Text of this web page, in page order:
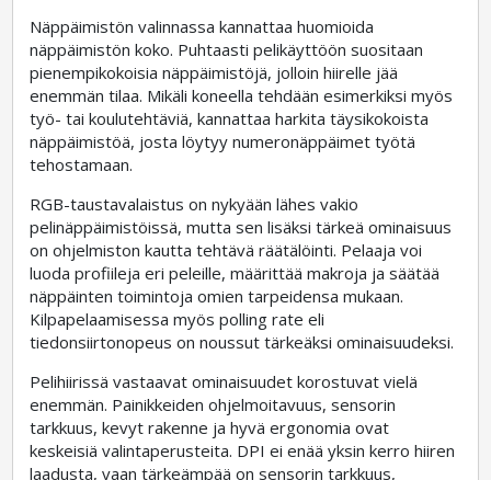
Näppäimistön valinnassa kannattaa huomioida
näppäimistön koko. Puhtaasti pelikäyttöön suositaan
pienempikokoisia näppäimistöjä, jolloin hiirelle jää
enemmän tilaa. Mikäli koneella tehdään esimerkiksi myös
työ- tai koulutehtäviä, kannattaa harkita täysikokoista
näppäimistöä, josta löytyy numeronäppäimet työtä
tehostamaan.
RGB-taustavalaistus on nykyään lähes vakio
pelinäppäimistöissä, mutta sen lisäksi tärkeä ominaisuus
on ohjelmiston kautta tehtävä räätälöinti. Pelaaja voi
luoda profiileja eri peleille, määrittää makroja ja säätää
näppäinten toimintoja omien tarpeidensa mukaan.
Kilpapelaamisessa myös polling rate eli
tiedonsiirtonopeus on noussut tärkeäksi ominaisuudeksi.
Pelihiirissä vastaavat ominaisuudet korostuvat vielä
enemmän. Painikkeiden ohjelmoitavuus, sensorin
tarkkuus, kevyt rakenne ja hyvä ergonomia ovat
keskeisiä valintaperusteita. DPI ei enää yksin kerro hiiren
laadusta, vaan tärkeämpää on sensorin tarkkuus,